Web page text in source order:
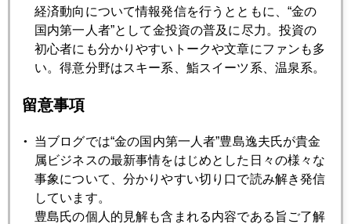
2022年04月21日
北海道、ロシア軍事侵攻を心配して金を買う人たち
2022年04月20日
2022年04月19日
金、２０００ドル瞬間タッチ後、急落
経済動向について情報発信を行うとともに、“金の
国内第一人者”として金投資の普及に尽力。投資の
初心者にも分かりやすいトークや文章にファンも多
い。得意分野はスキー系、鮨スイーツ系、温泉系。
留意事項
当ブログでは“金の国内第一人者”豊島逸夫氏が貴金
属ビジネスの最新事情をはじめとした日々の様々な
事象について、分かりやすい切り口で読み解き発信
しています。
豊島氏の個人的見解も含まれる内容である旨ご了解